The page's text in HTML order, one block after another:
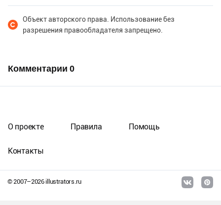
Объект авторского права. Использование без
разрешения правообладателя запрещено.
Комментарии 0
© 2007–2026illustrators.ru
О проекте Правила Помощь
Контакты